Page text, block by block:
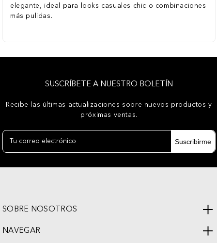
elegante, ideal para looks casuales chic o combinaciones
más pulidas.
SUSCRÍBETE A NUESTRO BOLETÍN
Recibe las últimas actualizaciones sobre nuevos productos y
próximas ventas.
Dirección
de
SOBRE NOSOTROS
NAVEGAR